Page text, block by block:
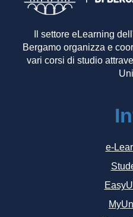
Il settore eLearning
Bergamo organizza e
vari corsi di studio
e-